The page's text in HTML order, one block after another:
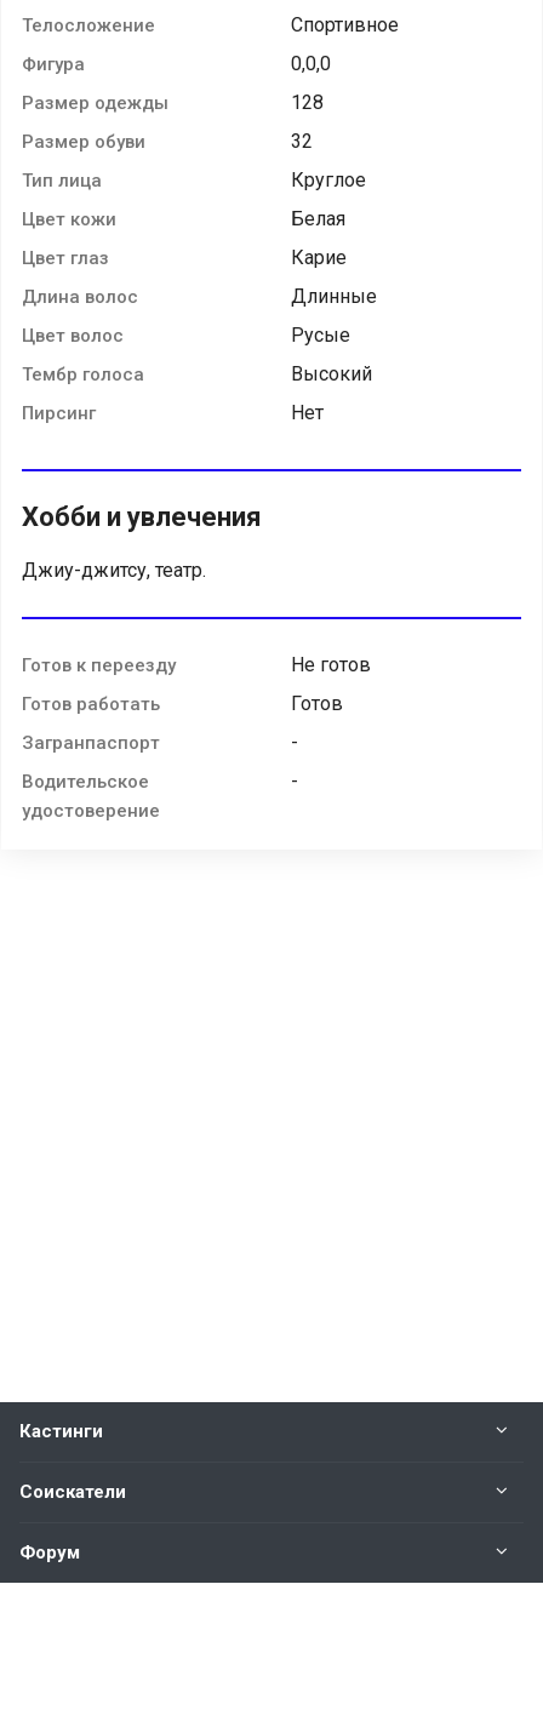
Телосложение Спортивное
Фигура 0,0,0
Размер одежды 128
Размер обуви 32
Тип лица Круглое
Цвет кожи Белая
Цвет глаз Карие
Длина волос Длинные
Цвет волос Русые
Тембр голоса Высокий
Пирсинг Нет
Хобби и увлечения
Джиу-джитсу, театр.
Готов к переезду Не готов
Готов работать Готов
Загранпаспорт -
Водительское
удостоверение
-
Кастинги
Соискатели
Форум